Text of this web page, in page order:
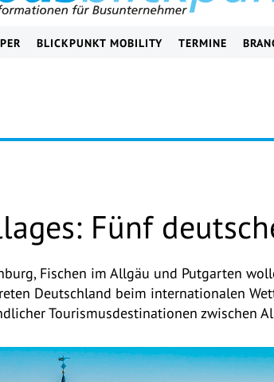
BLICKPUNKT MOBILITY TERMINE
Fünf
Fischen im Allgäu und Putgarten
Deutschland beim internationalen
Tourismusdestinationen zwischen